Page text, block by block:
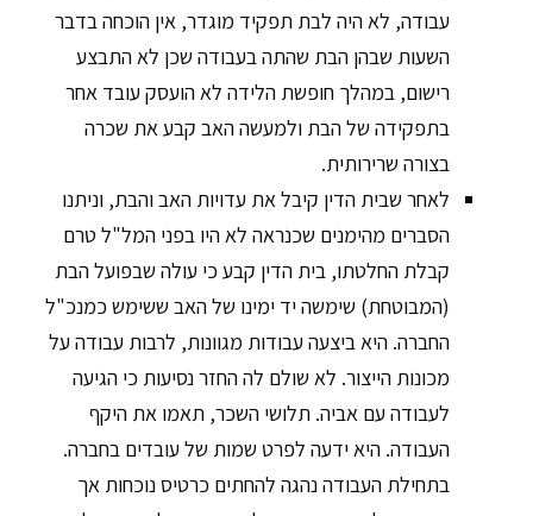
עבודה, לא היה לבת תפקיד מוגדר, אין הוכחה בדבר
השעות שבהן הבת שהתה בעבודה שכן לא התבצע
רישום, במהלך חופשת הלידה לא הועסק עובד אחר
בתפקידה של הבת ולמעשה האב קבע את שכרה
בצורה שרירותית.
לאחר שבית הדין קיבל את עדויות האב והבת, וניתנו
הסברים מהימנים שכנראה לא היו בפני המל"ל טרם
קבלת החלטתו, בית הדין קבע כי עולה שבפועל הבת
(המבוטחת) שימשה יד ימינו של האב ששימש כמנכ"ל
החברה. היא ביצעה עבודות מגוונות, לרבות עבודה על
מכונות הייצור. לא שולם לה החזר נסיעות כי הגיעה
לעבודה עם אביה. תלושי השכר, תאמו את היקף
העבודה. היא ידעה לפרט שמות של עובדים בחברה.
בתחילת העבודה נהגה להחתים כרטיס נוכחות אך